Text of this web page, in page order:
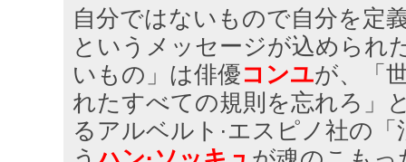
自分ではないもので自分を定
というメッセージが込められ
いもの」は俳優コンユが、「
れたすべての規則を忘れろ」
るアルベルト·エスピノ社の